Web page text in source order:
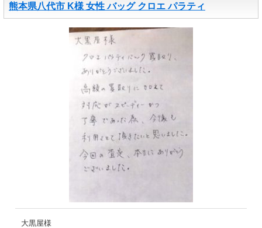
熊本県八代市 K様 女性 バッグ クロエ パラティ
大黒屋様